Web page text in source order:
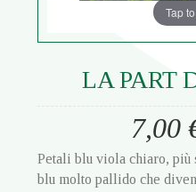
Tap
LA PART
7,00
Petali blu viola chiaro, più
blu molto pallido che